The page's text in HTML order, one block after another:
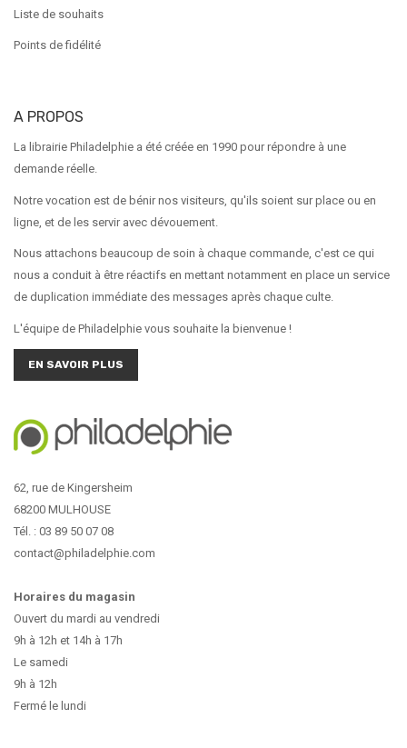
Liste de souhaits
Points de fidélité
A PROPOS
La librairie Philadelphie a été créée en 1990 pour répondre à une
demande réelle.
Notre vocation est de bénir nos visiteurs, qu'ils soient sur place ou en
ligne, et de les servir avec dévouement.
Nous attachons beaucoup de soin à chaque commande, c'est ce qui
nous a conduit à être réactifs en mettant notamment en place un service
de duplication immédiate des messages après chaque culte.
L'équipe de Philadelphie vous souhaite la bienvenue !
EN SAVOIR PLUS
62, rue de Kingersheim
68200 MULHOUSE
Tél. : 03 89 50 07 08
contact@philadelphie.com
Horaires du magasin
Ouvert du mardi au vendredi
9h à 12h et 14h à 17h
Le samedi
9h à 12h
Fermé le lundi